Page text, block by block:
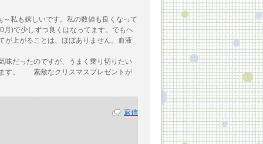
私も嬉しいです。私の数値も良くなって
)で少しずつ良くはなってます。でもヘ
が上がることは、ほぼありません。血液
だったのですが、うまく乗り切りたい
ます。 素敵なクリスマスプレゼントが
返信